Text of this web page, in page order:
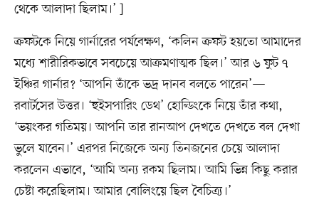
থেকে আলাদা ছিলাম।’ ]
ক্রফটকে নিয়ে গার্নারের পর্যবেক্ষণ, ‘কলিন ক্রফট হয়তো আমাদের
মধ্যে শারীরিকভাবে সবচেয়ে আক্রমণাত্মক ছিল।’ আর ৬ ফুট ৭
ইঞ্চির গার্নার? ‘আপনি তাঁকে ভদ্র দানব বলতে পারেন’—
রবার্টসের উত্তর। ‘হুইসপারিং ডেথ’ হোল্ডিংকে নিয়ে তাঁর কথা,
‘ভয়ংকর গতিময়। আপনি তার রানআপ দেখতে দেখতে বল দেখা
ভুলে যাবেন।’ এরপর নিজেকে অন্য তিনজনের চেয়ে আলাদা
করলেন এভাবে, ‘আমি অন্য রকম ছিলাম। আমি ভিন্ন কিছু করার
চেষ্টা করেছিলাম। আমার বোলিংয়ে ছিল বৈচিত্র্য।’